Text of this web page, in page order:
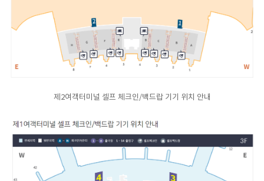
제2여객터미널 셀프 체크인/백드랍 기기 위치 안내